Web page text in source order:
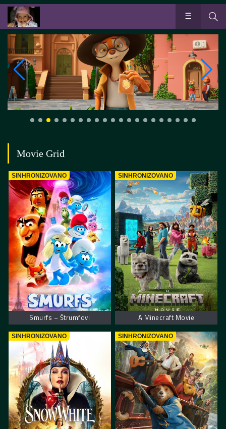
Movie Grid
SINHRONIZOVANO
Smurfs – Štrumfovi
SINHRONIZOVANO
A Minecraft Movie
SINHRONIZOVANO SINHRONIZOVANO